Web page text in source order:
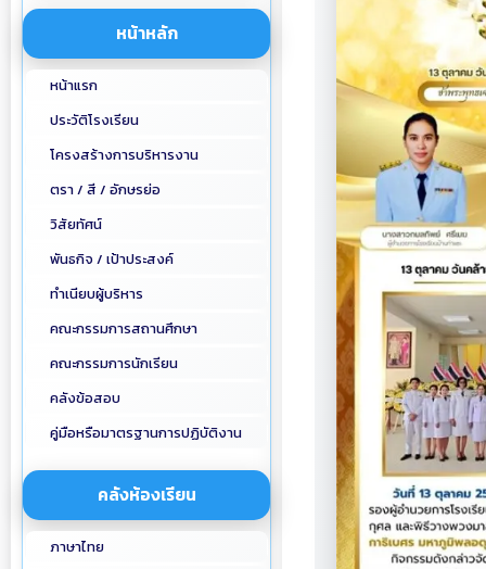
หน้าหลัก
หน้าแรก
ประวัติโรงเรียน
โครงสร้างการบริหารงาน
ตรา / สี / อักษรย่อ
วิสัยทัศน์
พันธกิจ / เป้าประสงค์
ทำเนียบผู้บริหาร
คณะกรรมการสถานศึกษา
คณะกรรมการนักเรียน
คลังข้อสอบ
คู่มือหรือมาตรฐานการปฏิบัติงาน
คลังห้องเรียน
ภาษาไทย